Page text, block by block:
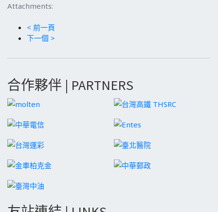
Attachments:
< 前一頁
下一個 >
合作夥伴 | PARTNERS